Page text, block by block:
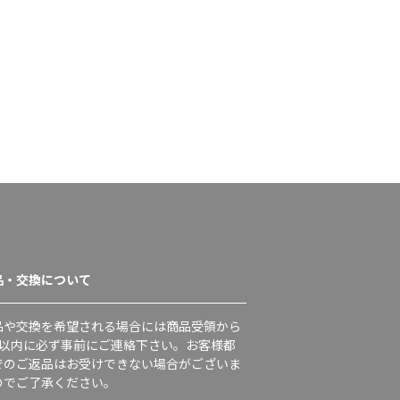
・交換について
や交換を希望される場合には商品受領から
内に必ず事前にご連絡下さい。お客様都
のご返品はお受けできない場合がございま
ご了承ください。